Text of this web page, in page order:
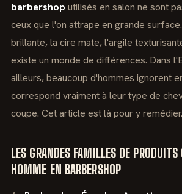
barbershop utilisés en salon ne sont
ceux que l'on attrape en grande
brillante, la cire mate, l'argile
existe un monde de différences. Dans
ailleurs, beaucoup d'hommes ignorent
correspond vraiment à leur type de
coupe. Cet article est là pour y remédier.
LES GRANDES FAMILLES DE
HOMME EN BARBERSHOP